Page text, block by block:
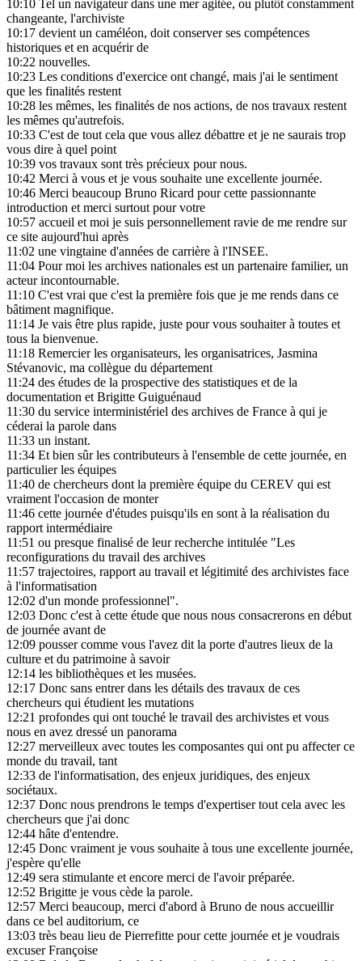
10:10 Tel un navigateur dans une mer agitée, ou plutôt constamment
changeante, l'archiviste
10:17 devient un caméléon, doit conserver ses compétences
historiques et en acquérir de
10:22 nouvelles.
10:23 Les conditions d'exercice ont changé, mais j'ai le sentiment
que les finalités restent
10:28 les mêmes, les finalités de nos actions, de nos travaux restent
les mêmes qu'autrefois.
10:33 C'est de tout cela que vous allez débattre et je ne saurais trop
vous dire à quel point
10:39 vos travaux sont très précieux pour nous.
10:42 Merci à vous et je vous souhaite une excellente journée.
10:46 Merci beaucoup Bruno Ricard pour cette passionnante
introduction et merci surtout pour votre
10:57 accueil et moi je suis personnellement ravie de me rendre sur
ce site aujourd'hui après
11:02 une vingtaine d'années de carrière à l'INSEE.
11:04 Pour moi les archives nationales est un partenaire familier, un
acteur incontournable.
11:10 C'est vrai que c'est la première fois que je me rends dans ce
bâtiment magnifique.
11:14 Je vais être plus rapide, juste pour vous souhaiter à toutes et
tous la bienvenue.
11:18 Remercier les organisateurs, les organisatrices, Jasmina
Stévanovic, ma collègue du département
11:24 des études de la prospective des statistiques et de la
documentation et Brigitte Guiguénaud
11:30 du service interministériel des archives de France à qui je
céderai la parole dans
11:33 un instant.
11:34 Et bien sûr les contributeurs à l'ensemble de cette journée, en
particulier les équipes
11:40 de chercheurs dont la première équipe du CEREV qui est
vraiment l'occasion de monter
11:46 cette journée d'études puisqu'ils en sont à la réalisation du
rapport intermédiaire
11:51 ou presque finalisé de leur recherche intitulée "Les
reconfigurations du travail des archives
11:57 trajectoires, rapport au travail et légitimité des archivistes face
à l'informatisation
12:02 d'un monde professionnel".
12:03 Donc c'est à cette étude que nous nous consacrerons en début
de journée avant de
12:09 pousser comme vous l'avez dit la porte d'autres lieux de la
culture et du patrimoine à savoir
12:14 les bibliothèques et les musées.
12:17 Donc sans entrer dans les détails des travaux de ces
chercheurs qui étudient les mutations
12:21 profondes qui ont touché le travail des archivistes et vous
nous en avez dressé un panorama
12:27 merveilleux avec toutes les composantes qui ont pu affecter ce
monde du travail, tant
12:33 de l'informatisation, des enjeux juridiques, des enjeux
sociétaux.
12:37 Donc nous prendrons le temps d'expertiser tout cela avec les
chercheurs que j'ai donc
12:44 hâte d'entendre.
12:45 Donc vraiment je vous souhaite à tous une excellente journée,
j'espère qu'elle
12:49 sera stimulante et encore merci de l'avoir préparée.
12:52 Brigitte je vous cède la parole.
12:57 Merci beaucoup, merci d'abord à Bruno de nous accueillir
dans ce bel auditorium, ce
13:03 très beau lieu de Pierrefitte pour cette journée et je voudrais
excuser Françoise